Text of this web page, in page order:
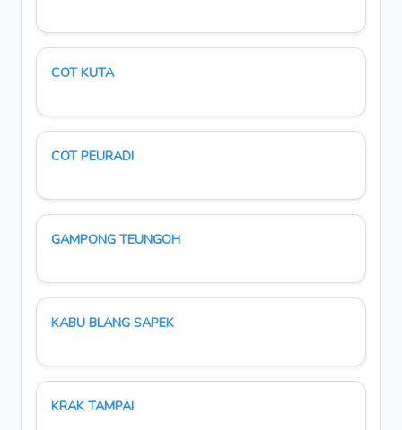
COT KUTA
COT PEURADI
GAMPONG TEUNGOH
KABU BLANG SAPEK
KRAK TAMPAI